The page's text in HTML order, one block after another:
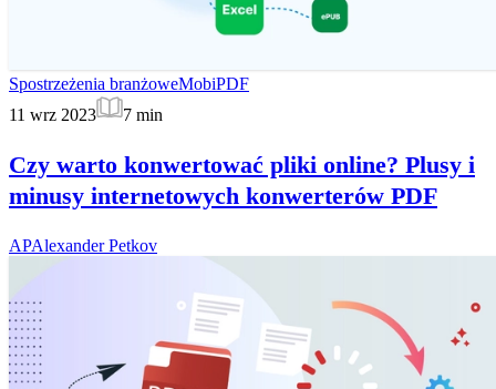
Spostrzeżenia branżoweMobiPDF
11 wrz 2023
7 min
Czy warto konwertować pliki online? Plusy i
minusy internetowych konwerterów PDF
APAlexander Petkov